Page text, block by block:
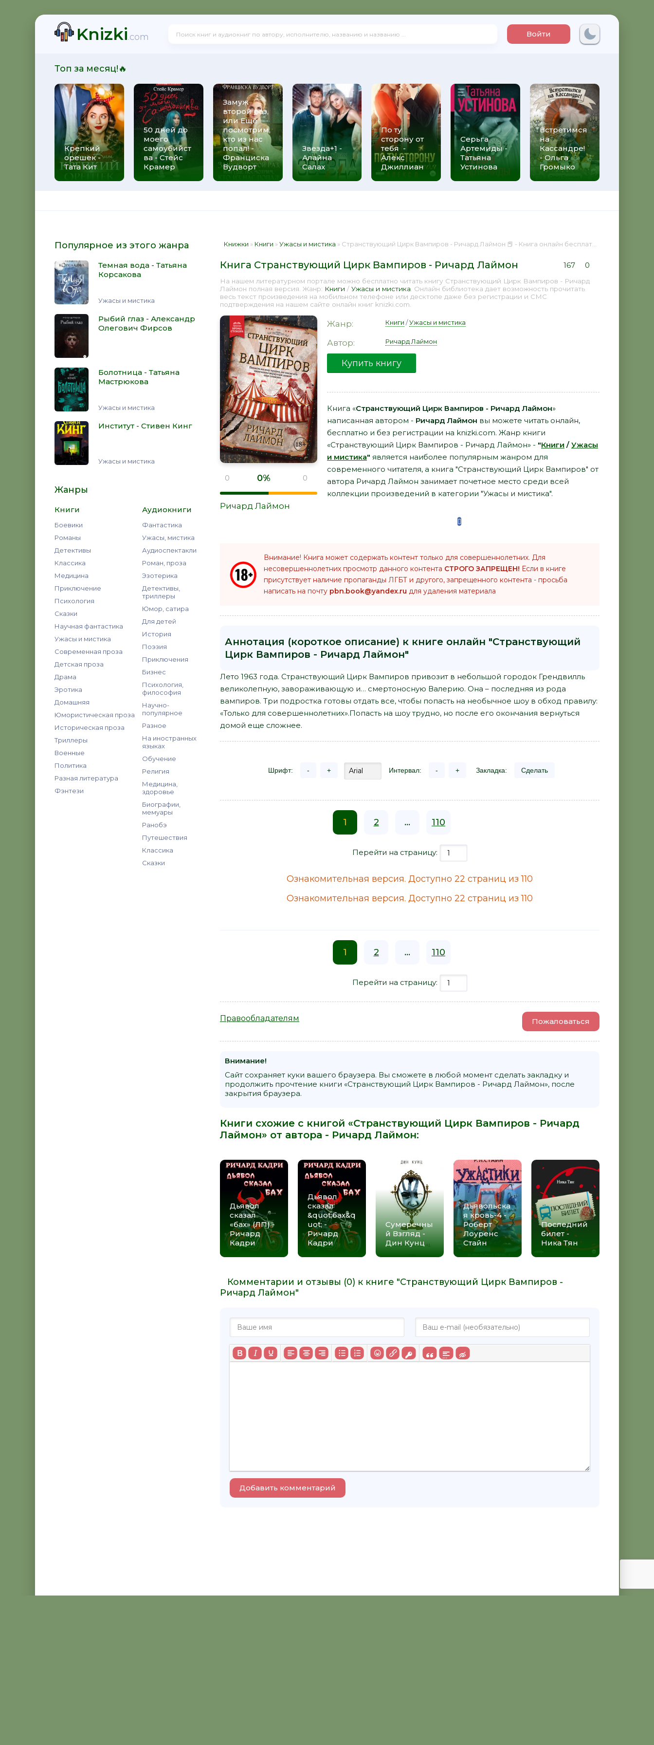
Knizki.com Войти
Топ за месяц!🔥
Крепкий
орешек -
Тата Кит
50 дней до
моего
самоубийст
ва - Стейс
Крамер
Замуж
второй раз,
или Ещё
посмотрим,
кто из нас
попал! -
Франциска
Вудворт
Звезда+1 -
Алайна
Салах
По ту
сторону от
тебя -
Алекс
Джиллиан
Серьга
Артемиды -
Татьяна
Устинова
Встретимся
на
Кассандре!
- Ольга
Громыко
Популярное из этого жанра
Темная вода - Татьяна
Корсакова
Ужасы и мистика
Рыбий глаз - Александр
Олегович Фирсов
Болотница - Татьяна
Мастрюкова
Ужасы и мистика
Институт - Стивен Кинг
Ужасы и мистика
Жанры
Книги
Боевики
Романы
Детективы
Классика
Медицина
Приключение
Психология
Сказки
Научная фантастика
Ужасы и мистика
Современная проза
Детская проза
Драма
Эротика
Домашняя
Юмористическая проза
Историческая проза
Триллеры
Военные
Политика
Разная литература
Фэнтези
Аудиокниги
Фантастика
Ужасы, мистика
Аудиоспектакли
Роман, проза
Эзотерика
Детективы,
триллеры
Юмор, сатира
Для детей
История
Поэзия
Приключения
Бизнес
Психология,
философия
Научно-
популярное
Разное
На иностранных
языках
Обучение
Религия
Медицина,
здоровье
Биографии,
мемуары
Ранобэ
Путешествия
Классика
Сказки
Книжки » Книги »Ужасы и мистика » Странствующий Цирк Вампиров - Ричард Лаймон 📕 - Книга онлайн бесплатно
Книга Странствующий Цирк Вампиров - Ричард Лаймон 167 0
На нашем литературном портале можно бесплатно читать книгу Странствующий Цирк Вампиров - Ричард
Лаймон полная версия. Жанр: Книги / Ужасы и мистика . Онлайн библиотека дает возможность прочитать
весь текст произведения на мобильном телефоне или десктопе даже без регистрации и СМС
подтверждения на нашем сайте онлайн книг knizki.com.
0 0% 0
Ричард Лаймон
Жанр: Книги /Ужасы и мистика
Автор: Ричард Лаймон
Купить книгу
Книга «Странствующий Цирк Вампиров - Ричард Лаймон»
написанная автором - Ричард Лаймон вы можете читать онлайн,
бесплатно и без регистрации на knizki.com. Жанр книги
«Странствующий Цирк Вампиров - Ричард Лаймон» - "Книги / Ужасы
и мистика" является наиболее популярным жанром для
современного читателя, а книга "Странствующий Цирк Вампиров" от
автора Ричард Лаймон занимает почетное место среди всей
коллекции произведений в категории "Ужасы и мистика".
Внимание! Книга может содержать контент только для совершеннолетних. Для
несовершеннолетних просмотр данного контента СТРОГО ЗАПРЕЩЕН! Если в книге
присутствует наличие пропаганды ЛГБТ и другого, запрещенного контента - просьба
написать на почту pbn.book@yandex.ru для удаления материала
Аннотация (короткое описание) к книге онлайн "Странствующий
Цирк Вампиров - Ричард Лаймон"
Лето 1963 года. Странствующий Цирк Вампиров привозит в небольшой городок Грендвилль
великолепную, завораживающую и… смертоносную Валерию. Она – последняя из рода
вампиров. Три подростка готовы отдать все, чтобы попасть на необычное шоу в обход правилу:
«Только для совершеннолетних».Попасть на шоу трудно, но после его окончания вернуться
домой еще сложнее.
Шрифт: - + Интервал: - + Закладка: Сделать
1 2 ... 110
Перейти на страницу:
Ознакомительная версия. Доступно 22 страниц из 110
Ознакомительная версия. Доступно 22 страниц из 110
1 2 ... 110
Перейти на страницу:
Правообладателям Пожаловаться
Внимание!
Сайт сохраняет куки вашего браузера. Вы сможете в любой момент сделать закладку и
продолжить прочтение книги «Странствующий Цирк Вампиров - Ричард Лаймон», после
закрытия браузера.
Книги схожие с книгой «Странствующий Цирк Вампиров - Ричард
Лаймон» от автора - Ричард Лаймон:
Дьявол
сказал
«бах» (ЛП) -
Ричард
Кадри
Дьявол
сказал
&quot;бах&q
uot; -
Ричард
Кадри
Сумеречны
й Взгляд -
Дин Кунц
Дьявольска
я кровь-4 -
Роберт
Лоуренс
Стайн
Последний
билет -
Ника Тян
Комментарии и отзывы (0) к книге "Странствующий Цирк Вампиров -
Ричард Лаймон"
Добавить комментарий
Фирсов